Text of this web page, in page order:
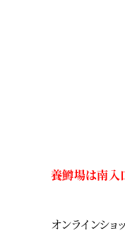
養鱒場は南入
オンラインショ